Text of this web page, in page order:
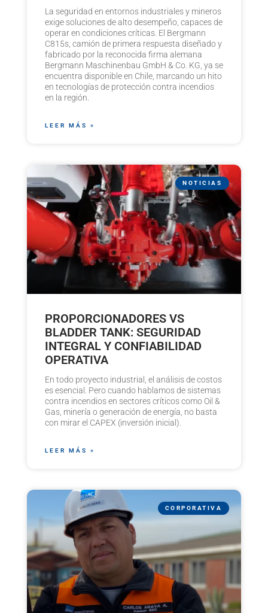
La seguridad en entornos industriales y mineros
exige soluciones de alto desempeño, capaces de
operar en condiciones críticas. El Bergmann
C815s, camión de primera respuesta diseñado y
fabricado por la reconocida firma alemana
Bergmann Maschinenbau GmbH & Co. KG, ya se
encuentra disponible en Chile, marcando un hito
en tecnologías de protección contra incendios
en la región.
LEER MÁS »
NOTICIAS
PROPORCIONADORES VS
BLADDER TANK: SEGURIDAD
INTEGRAL Y CONFIABILIDAD
OPERATIVA
En todo proyecto industrial, el análisis de costos
es esencial. Pero cuando hablamos de sistemas
contra incendios en sectores críticos como Oil &
Gas, minería o generación de energía, no basta
con mirar el CAPEX (inversión inicial).
LEER MÁS »
CORPORATIVA